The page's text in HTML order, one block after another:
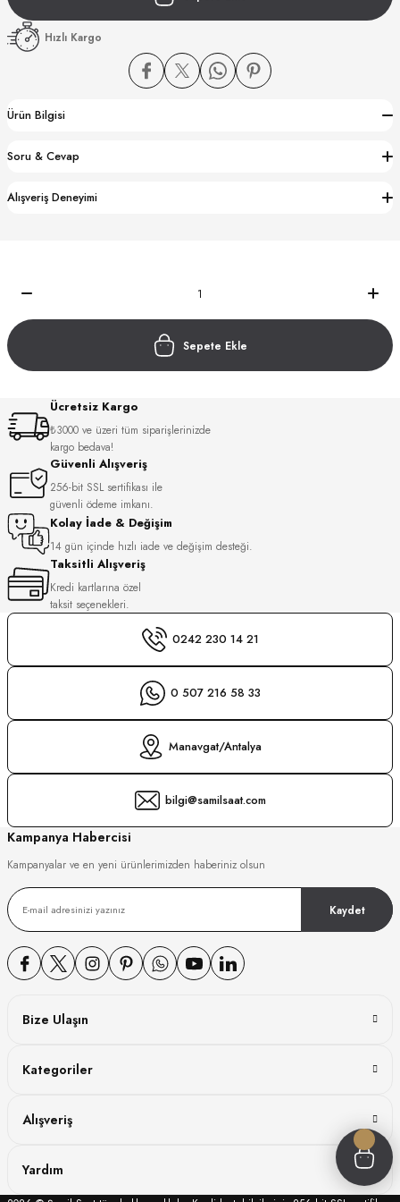
Hızlı Kargo
Ürün Bilgisi
Soru & Cevap
Alışveriş Deneyimi
Sepete Ekle
Ücretsiz Kargo
₺3000 ve üzeri tüm siparişlerinizde
kargo bedava!
Güvenli Alışveriş
256-bit SSL sertifikası ile
güvenli ödeme imkanı.
Kolay İade & Değişim
14 gün içinde hızlı iade ve değişim desteği.
Taksitli Alışveriş
Kredi kartlarına özel
taksit seçenekleri.
0242 230 14 21
0 507 216 58 33
Manavgat/Antalya
bilgi@samilsaat.com
Kampanya Habercisi
Kampanyalar ve en yeni ürünlerimizden haberiniz olsun
Kaydet
Bize Ulaşın
Kategoriler
Alışveriş
Yardım
WATCH
WATCH